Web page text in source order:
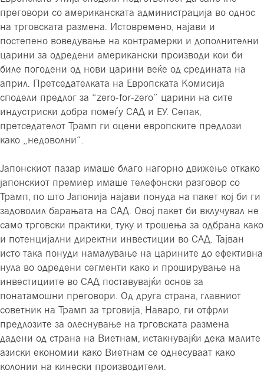
преговори со американската администрација во однос
на трговската размена. Истовремено, најави и
постепено воведување на контрамерки и дополнителни
царини за одредени американски производи кои би
биле погодени од нови царини веќе од средината на
април. Претседателката на Европската Комисија
сподели предлог за “zero-for-zero” царини на сите
индустриски добра помеѓу САД и ЕУ. Сепак,
претседателот Трамп ги оцени европските предлози
како „недоволни“.
Јапонскиот пазар имаше благо нагорно движење откако
јапонскиот премиер имаше телефонски разговор со
Трамп, по што Јапонија најави понуда на пакет кој би ги
задоволил барањата на САД. Овој пакет би вклучувал не
само трговски практики, туку и трошења за одбрана како
и потенцијални директни инвестиции во САД. Тајван
исто така понуди намалување на царините до ефективна
нула во одредени сегменти како и проширување на
инвестициите во САД поставувајќи основ за
понатамошни преговори. Од друга страна, главниот
советник на Трамп за трговија, Наваро, ги отфрли
предлозите за олеснување на трговската размена
дадени од страна на Виетнам, истакнувајќи дека малите
азиски економии како Виетнам се однесуваат како
колонии на кинески производители.